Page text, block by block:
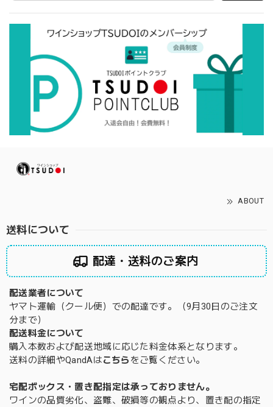
ABOUT
送料について
配達・送料のご案内
配送業者について
ヤマト運輸（クール便）での配達です。（9月30日のご注文
分まで）
配送料金について
購入本数および配送地域に応じた料金体系となります。
送料の詳細やQandAはこちら をご覧ください。
宅配ボックス・置き配指定は承っておりません。
ワインの品質劣化、盗難、破損等の観点より、置き配の指定